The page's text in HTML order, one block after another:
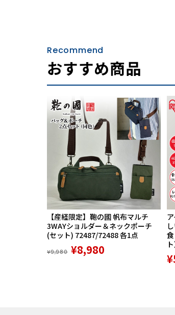
・内部には
・A3ファイ
Recommend
おすすめ商品
【産経限定】鞄の國 帆布マルチ
3WAYショルダー＆ネックポーチ
(セット) 72487/72488 各1点
¥9,980 ¥8,980
ト